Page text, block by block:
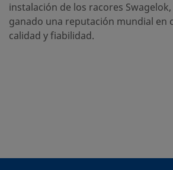
instalación de los racores
ganado una reputación mundial en
calidad y fiabilidad.